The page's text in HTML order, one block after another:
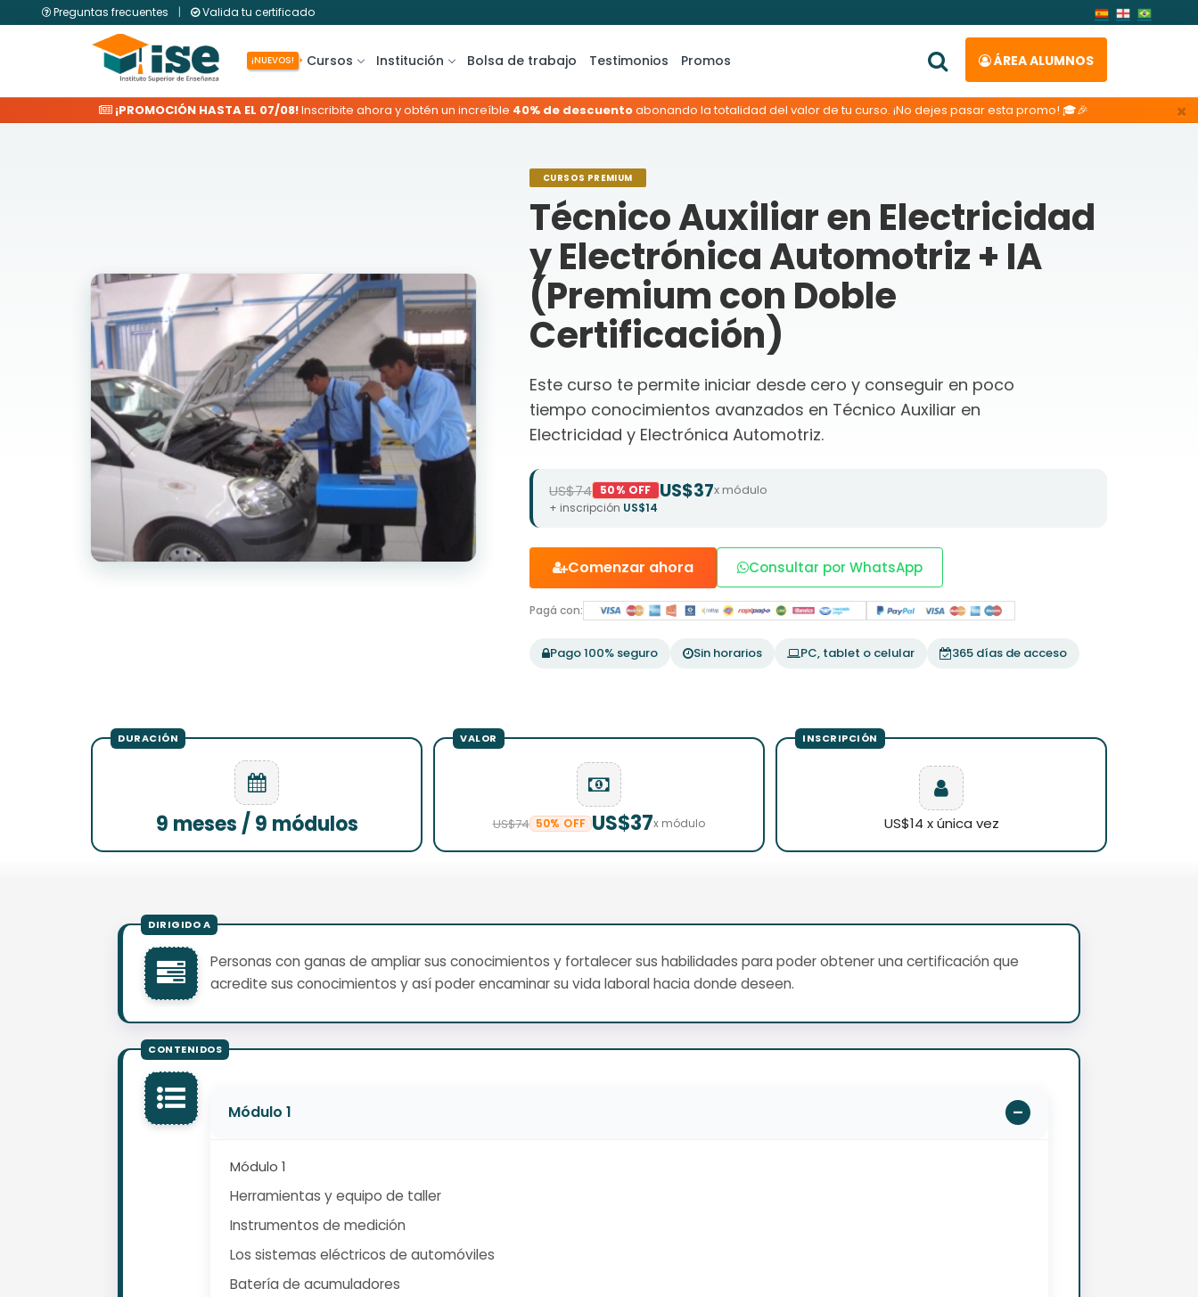
Preguntas frecuentes | Valida tu certificado
¡NUEVOS! Cursos Institución Bolsa de trabajo Testimonios Promos ÁREA ALUMNOS
×
¡PROMOCIÓN HASTA EL 07/08!Inscribite ahora y obtén un increíble 40% de descuentoabonando la totalidad del valor de tu curso. ¡No dejes pasar esta promo! 🎓🎉
CURSOS PREMIUM
Técnico Auxiliar en Electricidad
y Electrónica Automotriz + IA
(Premium con Doble
Certificación)
Este curso te permite iniciar desde cero y conseguir en poco
tiempo conocimientos avanzados en Técnico Auxiliar en
Electricidad y Electrónica Automotriz.
US$74 50% OFF US$37x módulo
+ inscripción US$14
Comenzar ahora Consultar por WhatsApp
Pagá con:
Pago 100% seguro Sin horarios PC, tablet o celular 365 días de acceso
9 meses / 9 módulos US$74 50% OFF US$37x módulo US$14 x única vez
Personas con ganas de ampliar sus conocimientos y fortalecer sus habilidades para poder obtener una certificación que
acredite sus conocimientos y así poder encaminar su vida laboral hacia donde deseen.
Módulo 1
Módulo 1
Herramientas y equipo de taller
Instrumentos de medición
Los sistemas eléctricos de automóviles
Batería de acumuladores